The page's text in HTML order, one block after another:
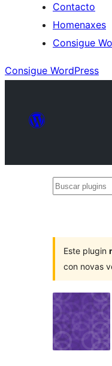
Contacto
Homenaxes
Consigue
Consigue WordPress
Buscar
Este plugin
con novas